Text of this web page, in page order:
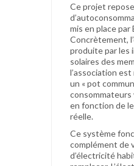
Ce projet
mis en place par
Concrètement,
produite par les
solaires des
l’association
un « pot
consommateurs
en fonction de
réelle.
Ce système
complément de
d’électricité